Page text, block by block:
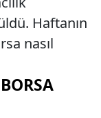
Haftanın
nasıl